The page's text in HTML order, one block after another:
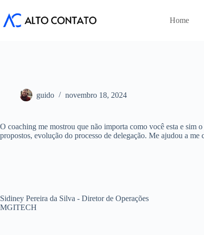
para
Home
guido novembro 18, 2024
O coaching me mostrou que não importa como você esta e
propostos, evolução do processo de delegação. Me ajudou a
Sidiney Pereira da Silva - Diretor de Operações
MGITECH